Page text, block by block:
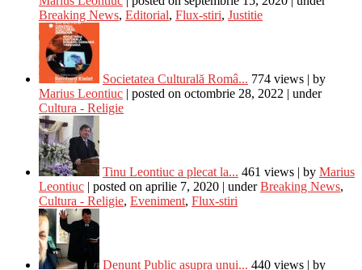
Breaking News, Editorial, Flux-stiri, Justitie
Societatea Culturală Româ... 774 views | by
Marius Leontiuc | posted on octombrie 28, 2022 | under
Cultura - Religie
Tinu Leontiuc a plecat la... 461 views | by Marius
Leontiuc | posted on aprilie 7, 2020 | underBreaking News,
Cultura - Religie, Eveniment, Flux-stiri
Denunț Public asupra unui... 440 views | by